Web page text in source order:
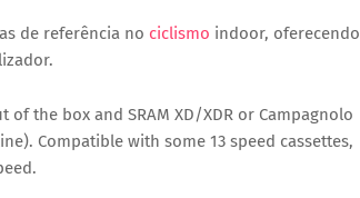
de referência no ciclismo indoor, oferecendo
of the box and SRAM XD/XDR or Campagnolo
Compatible with some 13 speed cassettes,